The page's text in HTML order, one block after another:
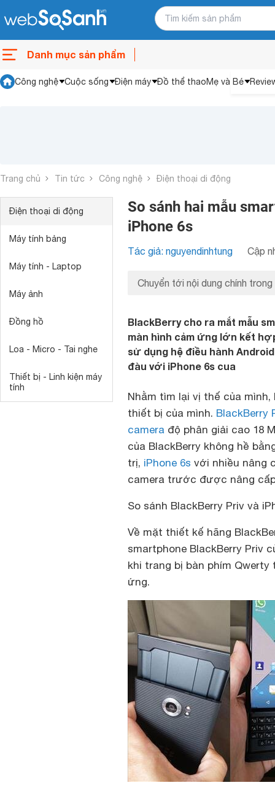
Danh mục sản phẩm
Công nghệ Cuộc sống Điện máy Đồ thể thaoMẹ và Bé
Trang chủ Tin tức Công nghệ Điện thoại di động
Điện thoại di động
Máy tính bảng
Máy tính - Laptop
Máy ảnh
Đồng hồ
Loa - Micro - Tai nghe
Thiết bị - Linh kiện máy
tính
So sánh hai mẫu
iPhone 6s
Tác giả: nguyendinhtung Cập
Chuyển tới nội dung chính trong
BlackBerry cho ra mắt mẫu
màn hình cảm ứng lớn kết
sử dụng hệ điều hành
đàu với iPhone 6s cua
Nhằm tìm lại vị thế của
thiết bị của mình. BlackBerry
camera độ phân giải cao 18
của BlackBerry không hề
trị, iPhone 6s với nhiều nâng
camera trước được nâng cấp
So sánh BlackBerry Priv và
Về mặt thiết kế hãng
smartphone BlackBerry Priv
khi trang bị bàn phím
ứng.